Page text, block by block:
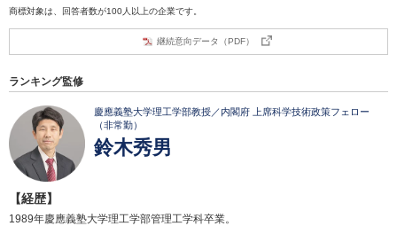
商標対象は、回答者数が100人以上の企業です。
継続意向データ（PDF）
ランキング監修
慶應義塾大学理工学部教授／内閣府 上席科学技術政策フェロー
（非常勤）
鈴木秀男
【経歴】
1989年慶應義塾大学理工学部管理工学科卒業。